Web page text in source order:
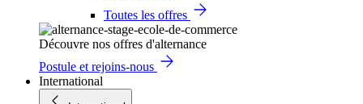
Toutes les offres
Découvre nos offres d'alternance
Postule et rejoins-nous
International